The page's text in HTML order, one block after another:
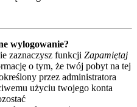
wylogowanie?
zaznaczysz funkcji Zapamiętaj
o tym, że twój pobyt na tej
przez administratora
użyciu twojego konta